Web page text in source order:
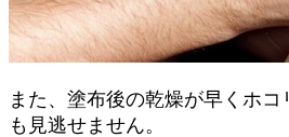
また、塗布後の乾燥が早くホ
も見逃せません。